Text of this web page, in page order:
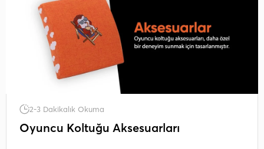
2-3 Dakikalık Okuma
Oyuncu Koltuğu Aksesuarları